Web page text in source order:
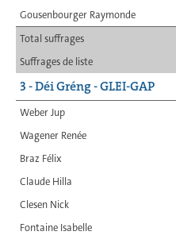
Gousenbourger Raymonde
Total suffrages
Suffrages de liste
3 - Déi Gréng - GLEI-GAP
Weber Jup
Wagener Renée
Braz Félix
Claude Hilla
Clesen Nick
Fontaine Isabelle